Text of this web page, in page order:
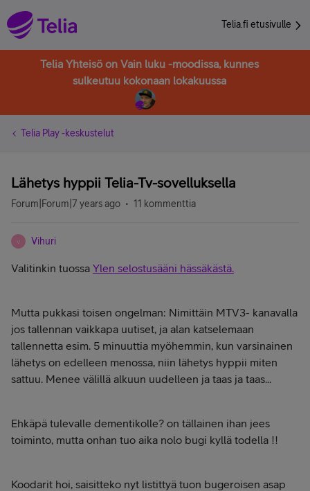
Telia.fi etusivulle
Telia Yhteisö on Vain luku -moodissa, kunnes
sulkeutuu kokonaan lokakuussa
Telia Play -keskustelut
Lähetys hyppii Telia-Tv-sovelluksella
Forum|Forum|7 years ago 11 kommenttia
V Vihuri
Valitinkin tuossa Ylen selostusääni hässäkästä.
Mutta pukkasi toisen ongelman: Nimittäin MTV3- kanavalla
jos tallennan vaikkapa uutiset, ja alan katselemaan
tallennetta esim. 5 minuuttia myöhemmin, kun varsinainen
lähetys on edelleen menossa, niin lähetys hyppii miten
sattuu. Menee välillä alkuun uudelleen ja taas ja taas...
Ehkäpä tulevalle dementikolle? on tällainen ihan jees
toiminto, mutta onhan tuo aika nolo bugi kyllä todella !!
Koodarit hoi, saisitteko nyt listittyä tuon bugeroisen asap